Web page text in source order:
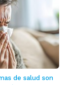
de salud son